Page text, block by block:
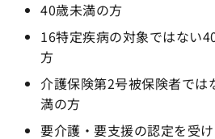
40歳未満の方
16特定疾病の対象ではない
方
介護保険第2号被保険者では
満の方
要介護・要支援の認定を受